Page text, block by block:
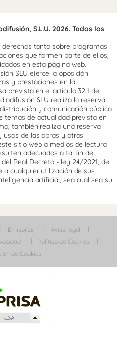
S.L.U. 2026. Todos los
tanto sobre programas
que formen parte de ellos,
en esta página web.
SLU ejerce la oposición
y prestaciones en la
prevista en el artículo 32.1 del
SLU realiza la reserva
y comunicación pública
temas de actualidad prevista en
también realiza una reserva
usos de las obras y otras
sitio web a medios de lectura
adecuados a tal fin de
Real Decreto - ley 24/2021, de
a cualquier utilización de sus
artificial, sea cual sea su
Emisoras
Aviso legal
Política de Cookies
de Cookies